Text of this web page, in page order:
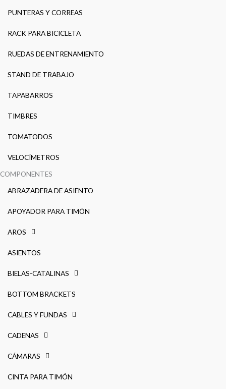
PUNTERAS Y CORREAS
RACK PARA BICICLETA
RUEDAS DE ENTRENAMIENTO
STAND DE TRABAJO
TAPABARROS
TIMBRES
TOMATODOS
VELOCÍMETROS
COMPONENTES
ABRAZADERA DE ASIENTO
APOYADOR PARA TIMÓN
AROS
ASIENTOS
BIELAS-CATALINAS
BOTTOM BRACKETS
CABLES Y FUNDAS
CADENAS
CÁMARAS
CINTA PARA TIMÓN